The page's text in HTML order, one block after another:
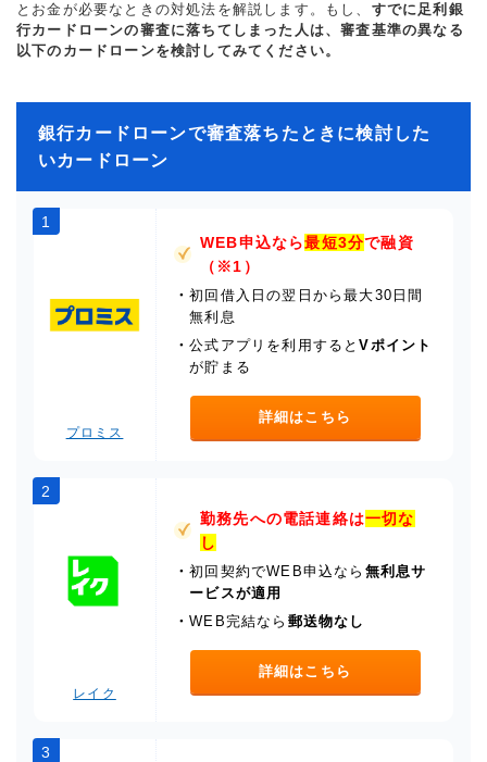
とお金が必要なときの対処法を解説します。もし、 すでに足利銀
行カードローンの審査に落ちてしまった人は、審査基準の異なる
以下のカードローンを検討してみてください。
銀行カードローンで審査落ちたときに検討した
いカードローン
1
プロミス
WEB申込なら最短3分で融資
（※1）
・初回借入日の翌日から最大30日間
無利息
・公式アプリを利用するとVポイント
が貯まる
詳細はこちら
2
レイク
勤務先への電話連絡は一切な
し
・初回契約でWEB申込なら 無利息サ
ービスが適用
・WEB完結なら 郵送物なし
詳細はこちら
3